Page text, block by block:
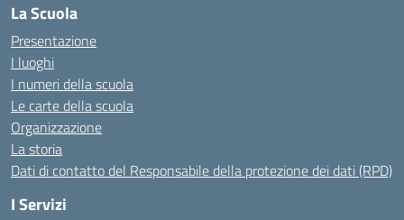
La Scuola
Presentazione
I luoghi
I numeri della scuola
Le carte della scuola
Organizzazione
La storia
Dati di contatto del Responsabile della protezione dei dati (RPD)
I Servizi